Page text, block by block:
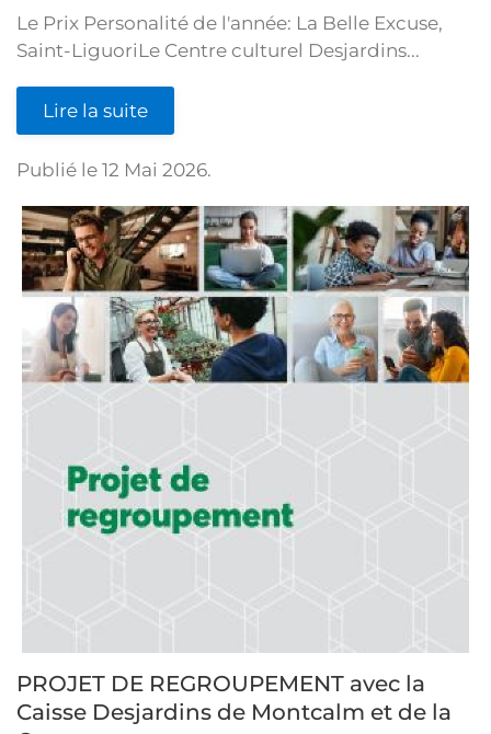
Le Prix Personalité de l'année: La Belle Excuse,
Saint-LiguoriLe Centre culturel Desjardins...
Lire la suite
Publié le 12 Mai 2026.
PROJET DE REGROUPEMENT avec la
Caisse Desjardins de Montcalm et de la